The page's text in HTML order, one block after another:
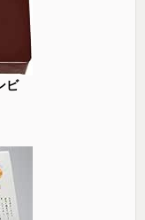
ビ